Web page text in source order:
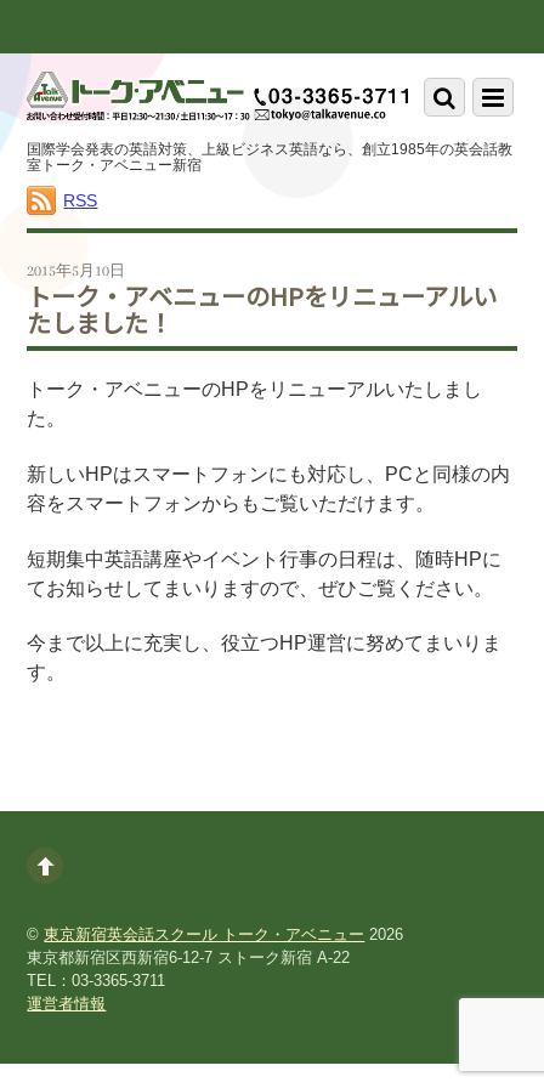
down
content
国際学会発表の英語対策、上級ビジネス英語なら、創立1985年の英会話教
室トーク・アベニュー新宿
RSS
Menu
Scroll
down
to
2015年5月10日
トーク・アベニューのHPをリニューアルい
たしました！
トーク・アベニューのHPをリニューアルいたしまし
た。
新しいHPはスマートフォンにも対応し、PCと同様の内
容をスマートフォンからもご覧いただけます。
短期集中英語講座やイベント行事の日程は、随時HPに
てお知らせしてまいりますので、ぜひご覧ください。
今まで以上に充実し、役立つHP運営に努めてまいりま
す。
©東京新宿英会話スクール トーク・アベニュー 2026
東京都新宿区西新宿6-12-7 ストーク新宿 A-22
TEL：03-3365-3711
運営者情報